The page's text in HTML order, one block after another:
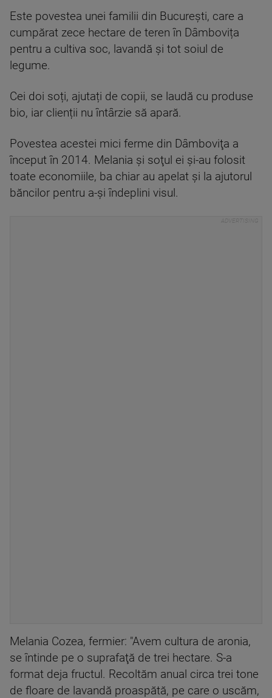
Este povestea unei familii din București, care a
cumpărat zece hectare de teren în Dâmbovița
pentru a cultiva soc, lavandă și tot soiul de
legume.
Cei doi soți, ajutați de copii, se laudă cu produse
bio, iar clienții nu întârzie să apară.
Povestea acestei mici ferme din Dâmboviţa a
început în 2014. Melania şi soţul ei şi-au folosit
toate economiile, ba chiar au apelat şi la ajutorul
băncilor pentru a-şi îndeplini visul.
Melania Cozea, fermier: "Avem cultura de aronia,
se întinde pe o suprafaţă de trei hectare. S-a
format deja fructul. Recoltăm anual circa trei tone
de floare de lavandă proaspătă, pe care o uscăm,